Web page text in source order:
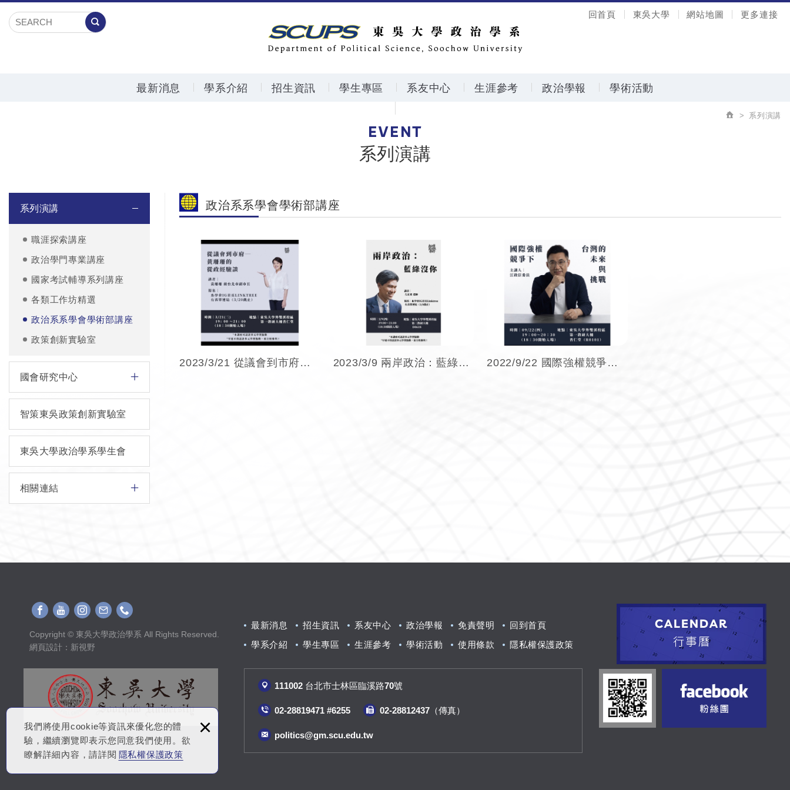
我們將使用cookie等資訊來優化您的體
驗，繼續瀏覽即表示您同意我們使用。欲
瞭解詳細內容，請詳閱 隱私權保護政策
×
回首頁 東吳大學 網站地圖 更多連接
最新消息 學系介紹 招生資訊 學生專區 系友中心 生涯參考 政治學報 學術活動
系列演講
EVENT
系列演講
系列演講
職涯探索講座
政治學門專業講座
國家考試輔導系列講座
各類工作坊精選
政治系系學會學術部講座
政策創新實驗室
國會研究中心
智策東吳政策創新實驗室
東吳大學政治學系學生會
相關連結
政治系系學會學術部講座
2023/3/21 從議會到市府－黃珊珊的從政經驗談－黃珊珊 2023/3/9 兩岸政治：藍綠沒你想像的不同－左正東 2022/9/22 國際強權競爭下台灣的未來與挑戰－江啟臣委員
Copyright © 東吳大學政治學系 All Rights Reserved.
網頁設計 ：新視野
最新消息
學系介紹
招生資訊
學生專區
系友中心
生涯參考
政治學報
學術活動
免責聲明
使用條款
回到首頁
隱私權保護政策
111002 台北市士林區臨溪路70號
02-28819471 #6255 02-28812437（傳真）
politics@gm.scu.edu.tw